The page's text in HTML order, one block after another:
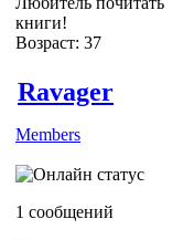
книги!
Возраст: 37
Ravager
Members
1 сообщений